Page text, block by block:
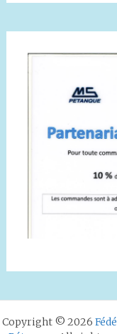
Copyright © 2026